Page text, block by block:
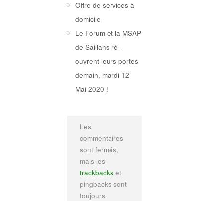
Offre de services à
domicile
Le Forum et la MSAP
de Saillans ré-
ouvrent leurs portes
demain, mardi 12
Mai 2020 !
Les
commentaires
sont fermés,
mais les
trackbacks et
pingbacks sont
toujours